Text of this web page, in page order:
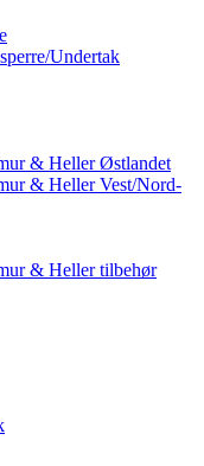
Undertak
& Heller Østlandet
& Heller Vest/Nord-
& Heller tilbehør